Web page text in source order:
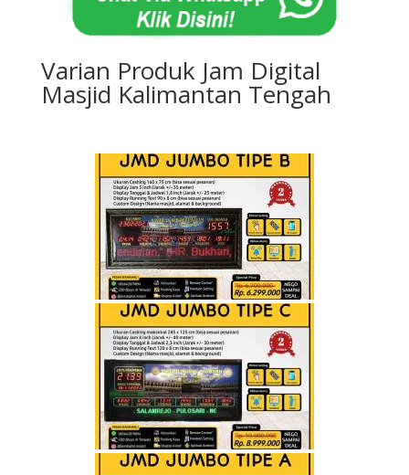
Varian Produk Jam Digital
Masjid Kalimantan Tengah